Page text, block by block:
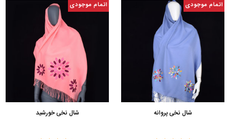
اتمام موجودی
شال نخی پروانه
اتمام موجودی
شال نخی خورشید